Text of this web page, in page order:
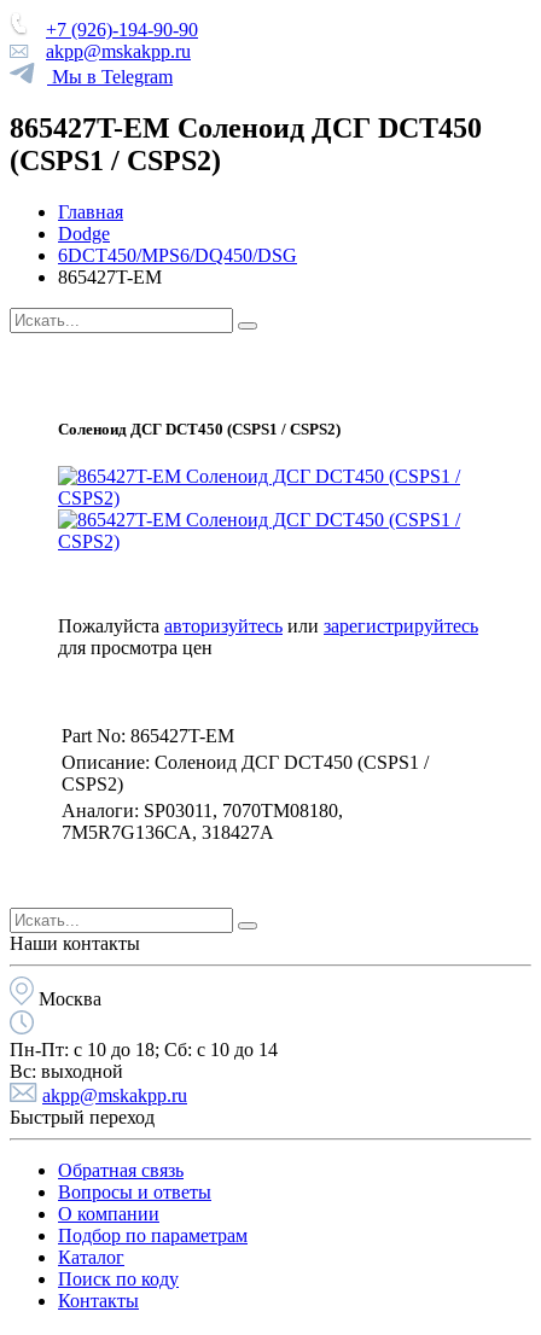
+7 (926)-194-90-90
akpp@mskakpp.ru
Мы в Telegram
865427T-EM Соленоид ДСГ DCT450
(CSPS1 / CSPS2)
Главная
Dodge
6DCT450/MPS6/DQ450/DSG
865427T-EM
Соленоид ДСГ DCT450 (CSPS1 / CSPS2)
Пожалуйста авторизуйтесь или зарегистрируйтесь
для просмотра цен
Part No: 865427T-EM
Описание: Соленоид ДСГ DCT450 (CSPS1 /
CSPS2)
Аналоги: SP03011, 7070TM08180,
7M5R7G136CA, 318427A
Наши контакты
Москва
Пн-Пт: с 10 до 18; Cб: с 10 до 14
Вс: выходной
akpp@mskakpp.ru
Быстрый переход
Обратная связь
Вопросы и ответы
О компании
Подбор по параметрам
Каталог
Поиск по коду
Контакты